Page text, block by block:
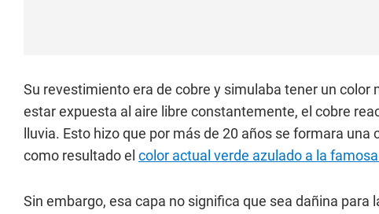
Su revestimiento era de cobre y simulaba tener un color
estar expuesta al aire libre constantemente, el cobre
lluvia. Esto hizo que por más de 20 años se formara
como resultado el color actual verde azulado a la
Sin embargo, esa capa no significa que sea dañina